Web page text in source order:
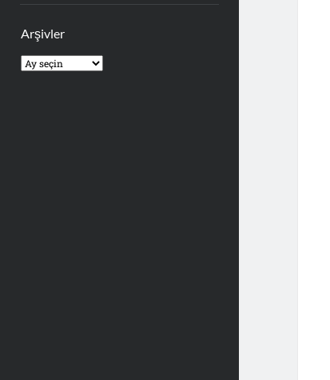
Arşivler
Arşivler